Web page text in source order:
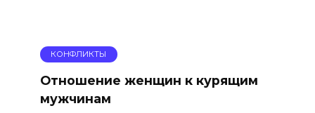
КОНФЛИКТЫ
Отношение женщин к курящим
мужчинам